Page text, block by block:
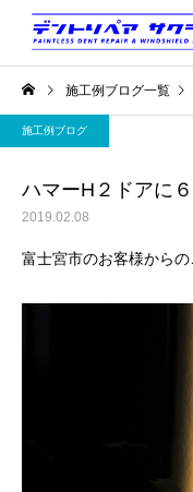
施工例ブログ一覧
施工例ブログ
ハマーH２ドアに
2019.02.08
富士宮市のお客様からの